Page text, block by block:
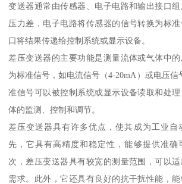
变送器通常由传感器、电子电路和输出接口
压力差，电子电路将传感器的信号转换为标
口将结果传递给控制系统或显示设备。
差压变送器的主要功能是测量流体或气体中
为标准信号，如电流信号（4-20mA）或电压信
准信号可以被控制系统或显示设备读取和处
体的监测、控制和调节。
差压变送器具有许多优点，使其成为工业自
先，它具有高精度和稳定性，能够提供准确
次，差压变送器具有较宽的测量范围，可以
需求。此外，它还具有良好的抗干扰性能，